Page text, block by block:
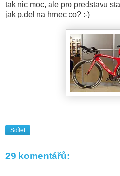
tak nic moc, ale pro predstavu
jak p.del na hrnec co? :-)
Sdílet
29 komentářů: